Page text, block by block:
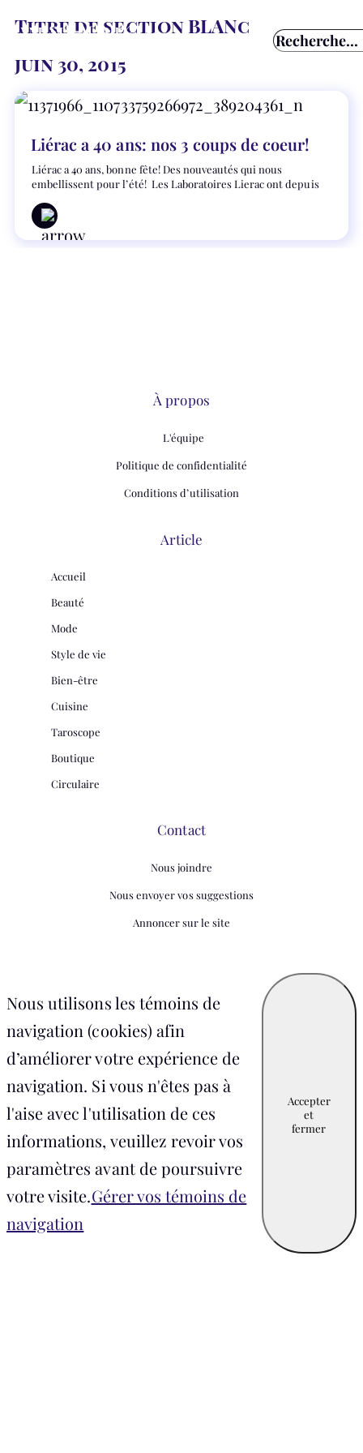
Titre de section BLANc
juin 30, 2015
Liérac a 40 ans: nos 3 coups de coeur!
Liérac a 40 ans, bonne fête! Des nouveautés qui nous
embellissent pour l’été! Les Laboratoires Lierac ont depuis
À propos
L'équipe
Politique de confidentialité
Conditions d’utilisation
Article
Accueil
Beauté
Mode
Style de vie
Bien-être
Cuisine
Taroscope
Boutique
Circulaire
Contact
Nous joindre
Nous envoyer vos suggestions
Annoncer sur le site
Nous utilisons les témoins de
navigation (cookies) afin
d’améliorer votre expérience de
navigation. Si vous n'êtes pas à
l'aise avec l'utilisation de ces
informations, veuillez revoir vos
paramètres avant de poursuivre
votre visite.Gérer vos témoins de
navigation
Accepter
et
fermer